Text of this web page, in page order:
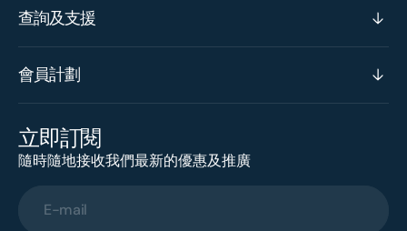
查詢及支援
會員計劃
立即訂閱
隨時隨地接收我們最新的優惠及推廣
E-mail